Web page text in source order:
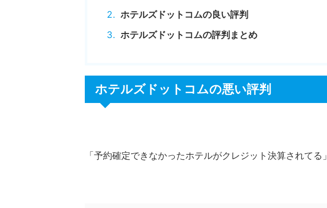
ホテルズドットコムの良い評判
ホテルズドットコムの評判まとめ
ホテルズドットコムの悪い評判
「予約確定できなかったホテルがクレジット決算されてる」